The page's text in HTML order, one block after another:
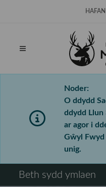
HAFAN
Noder:
O ddydd
ddydd Llun
ar agor i
Gŵyl Fwyd
unig.
Beth sydd ymlaen